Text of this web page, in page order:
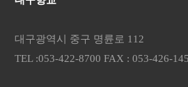
대구광역시 중구 명륜로 112
TEL :053-422-8700 FAX : 053-426-